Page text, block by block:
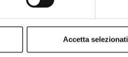
Accetta selezionati